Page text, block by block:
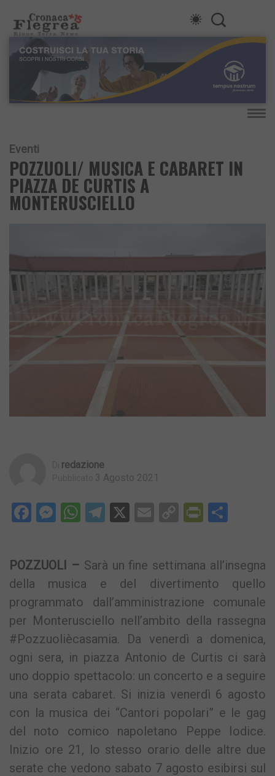
Eventi
POZZUOLI/ MUSICA E CABARET IN
PIAZZA DE CURTIS A
MONTERUSCIELLO
Redazione
3 Agosto 2021
Facebook
Messenger
WhatsApp
Telegram
X EmailCopy
POZZUOLI – Sarà un fine settimana all’insegna
della musica e del divertimento quello
programmato dall’amministrazione comunale
per Monterusciello nell’ambito della rassegna
#Pozzuoliècasamia. Da venerdì a domenica,
ogni sera, in piazza Antonio de Curtis ci sarà
uno doppio spettacolo: un concerto e a seguire
una serata cabaret. Si inizia venerdì 6 agosto
con la musica dei “Cantori popolari” e le gag
del noto comico napoletano Peppe Iodice.
Inizio ore 21, lo stesso orario delle altre due
serate che vedono sabato 7 agosto esibirsi sul